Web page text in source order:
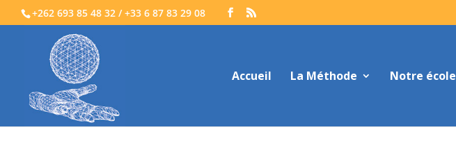
+262 693 85 48 32 / +33 6 87 83 29 08
Accueil La Méthode Notre école